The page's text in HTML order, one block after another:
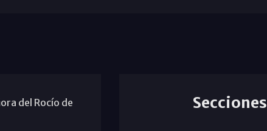
del Rocío de
Secciones